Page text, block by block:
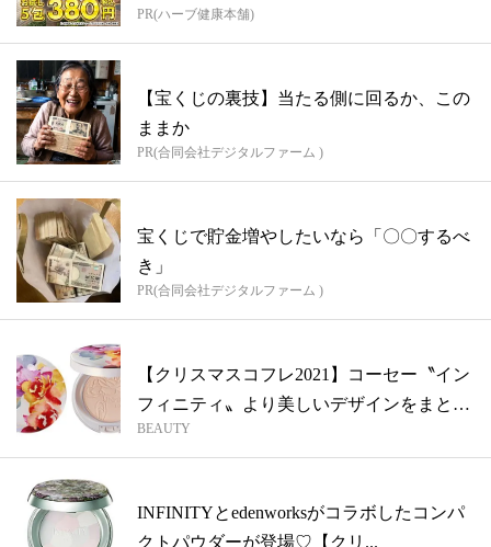
PR(ハーブ健康本舗)
【宝くじの裏技】当たる側に回るか、この
ままか
PR(合同会社デジタルファーム )
宝くじで貯金増やしたいなら「〇〇するべ
き」
PR(合同会社デジタルファーム )
【クリスマスコフレ2021】コーセー〝イン
フィニティ〟より美しいデザインをまと
っ...
BEAUTY
INFINITYとedenworksがコラボしたコンパ
クトパウダーが登場♡【クリ...